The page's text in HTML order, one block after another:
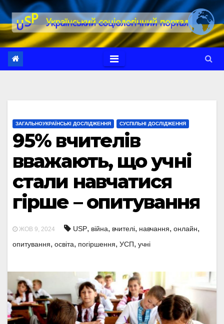
Перейти
до
вмісту
ЗАГАЛЬНОУКРАЇНСЬКІ ДОСЛІДЖЕННЯ СУСПІЛЬНІ ДОСЛІДЖЕННЯ
95% вчителів
вважають, що учні
стали навчатися
гірше – опитування
ЖОВ 9, 2024 USP, війна, вчителі, навчання, онлайн,
опитування, освіта, погіршення, УСП, учні